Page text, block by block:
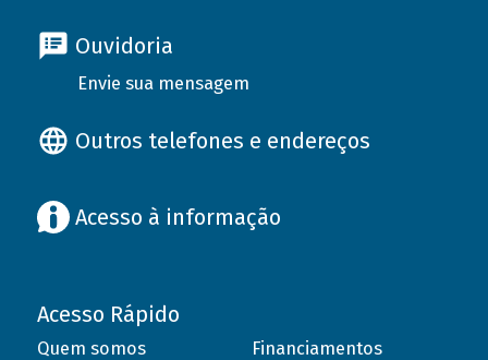
Ouvidoria
Envie sua mensagem
Outros telefones e endereços
Acesso à informação
Acesso Rápido
Quem somos
Financiamentos